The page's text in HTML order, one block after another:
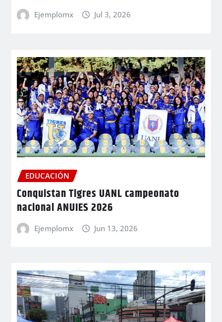
Ejemplomx Jul 3, 2026
EDUCACIÓN
Conquistan Tigres UANL campeonato
nacional ANUIES 2026
Ejemplomx Jun 13, 2026